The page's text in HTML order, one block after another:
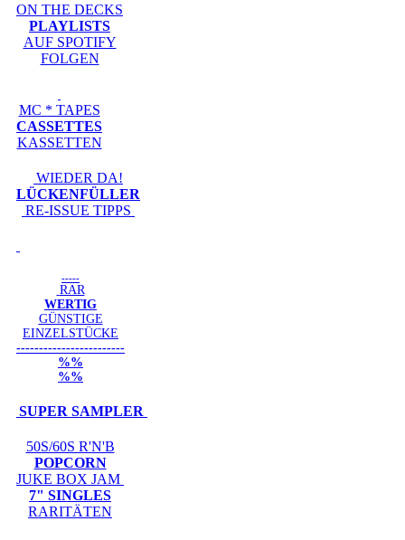
ON THE DECKS
PLAYLISTS
AUF SPOTIFY
FOLGEN
MC * TAPES
CASSETTES
KASSETTEN
WIEDER DA!
LÜCKENFÜLLER
RE-ISSUE TIPPS
-----
RAR
WERTIG
GÜNSTIGE
EINZELSTÜCKE
------------------------
%%
%%
SUPER SAMPLER
50S/60S R'N'B
POPCORN
JUKE BOX JAM
7" SINGLES
RARITÄTEN